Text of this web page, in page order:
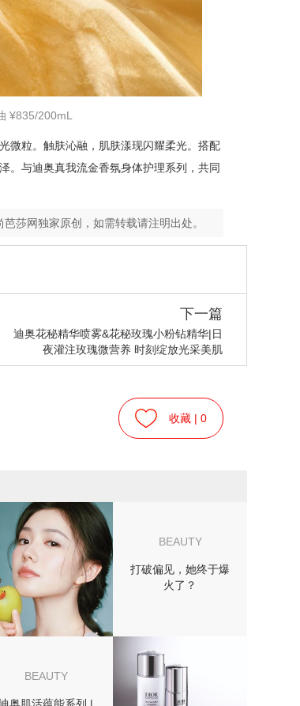
¥835/200mL
微粒。触肤沁融，肌肤漾现闪耀柔光。搭配
。与迪奥真我流金香氛身体护理系列，共同
莎网独家原创，如需转载请注明出处。
下一篇
迪奥花秘精华喷雾&花秘玫瑰小粉钻精华|日
夜灌注玫瑰微营养 时刻绽放光采美肌
收藏 | 0
BEAUTY
打破偏见，她终于爆
火了？
BEAUTY
奥肌活蕴能系列 |